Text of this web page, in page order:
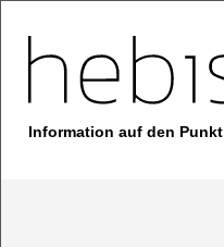
Information auf den Punkt